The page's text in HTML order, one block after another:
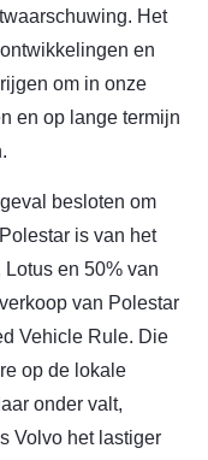
Het
en
om in onze
en op lange termijn
besloten om
is van het
en 50% van
van Polestar
Vehicle Rule. Die
op de lokale
onder valt,
Volvo het lastiger